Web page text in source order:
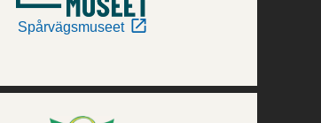
Spårvägsmuseet